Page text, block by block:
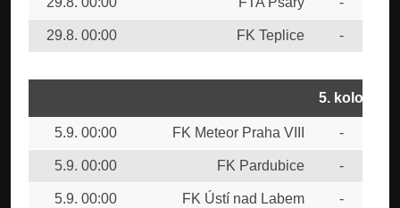
29.8. 00:00 FK Teplice -
5. kolo
5.9. 00:00 FK Meteor Praha VIII -
5.9. 00:00 FK Pardubice -
5.9. 00:00 FK Ústí nad Labem -